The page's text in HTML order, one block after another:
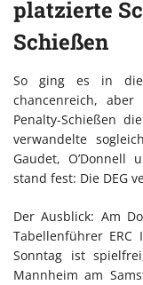
platzierte
Schießen
So ging es in die
chancenreich,
Penalty-Schießen
verwandelte
Gaudet, O’Donnell
stand fest: Die DEG
Der Ausblick: Am
Tabellenführer ERC
Sonntag ist
Mannheim am